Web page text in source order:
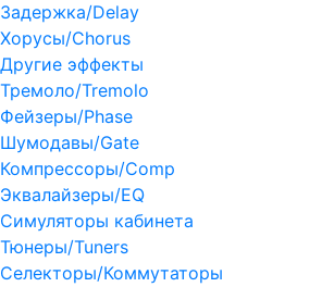
Задержка/Delay
Хорусы/Chorus
Другие эффекты
Тремоло/Tremolo
Фейзеры/Phase
Шумодавы/Gate
Компрессоры/Comp
Эквалайзеры/EQ
Симуляторы кабинета
Тюнеры/Tuners
Селекторы/Коммутаторы